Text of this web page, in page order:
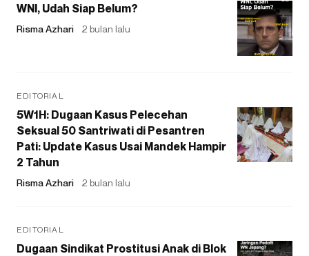
WNI, Udah Siap Belum?
Risma Azhari 2 bulan lalu
EDITORIAL
5W1H: Dugaan Kasus Pelecehan
Seksual 50 Santriwati di Pesantren
Pati: Update Kasus Usai Mandek Hampir
2 Tahun
Risma Azhari 2 bulan lalu
EDITORIAL
Dugaan Sindikat Prostitusi Anak di Blok